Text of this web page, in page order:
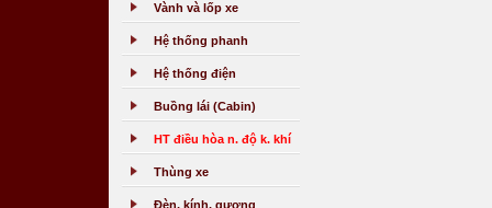
Vành và lốp xe
Hệ thống phanh
Hệ thống điện
Buồng lái (Cabin)
HT điều hòa n. độ k. khí
Thùng xe
Đèn, kính, gương